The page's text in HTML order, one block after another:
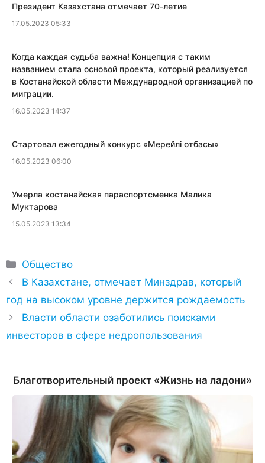
Президент Казахстана отмечает 70-летие
17.05.2023 05:33
Когда каждая судьба важна! Концепция с таким
названием стала основой проекта, который реализуется
в Костанайской области Международной организацией по
миграции.
16.05.2023 14:37
​Стартовал ежегодный конкурс «Мерейлi отбасы»
16.05.2023 06:00
​Умерла костанайская параспортсменка Малика
Муктарова
15.05.2023 13:34
Рубрики
Общество
В Казахстане, отмечает Минздрав, который
год на высоком уровне держится рождаемость
Власти области озаботились поисками
инвесторов в сфере недропользования
Благотворительный проект «Жизнь на ладони»